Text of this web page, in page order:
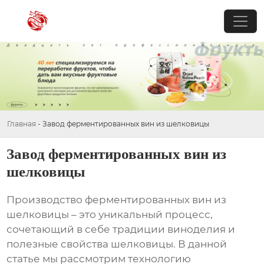
Главная - Завод ферментированных вин из шелковицы
Завод ферментированных вин из
шелковицы
Производство ферментированных вин из
шелковицы – это уникальный процесс,
сочетающий в себе традиции виноделия и
полезные свойства шелковицы. В данной
статье мы рассмотрим технологию